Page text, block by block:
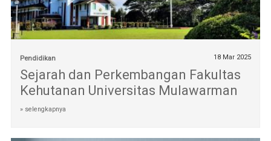
Pendidikan 18 Mar 2025
Sejarah dan Perkembangan Fakultas
Kehutanan Universitas Mulawarman
» selengkapnya